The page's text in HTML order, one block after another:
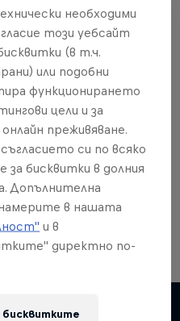
hub, your
необходими
този уебсайт
(в т.ч.
или подобни
функционирането
цели и за
преживяване.
си по всяко
бисквитки в долния
Допълнителна
в нашата
и в
директно по-